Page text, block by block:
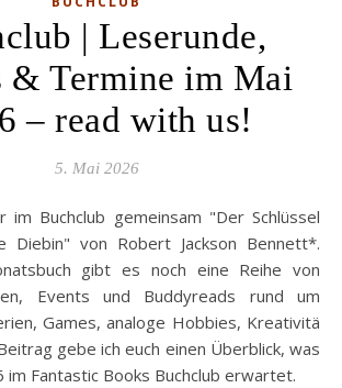
| Leserunde,
& Termine im Mai
– read with us!
5. Mai 2026
von Robert Jackson Bennett*.
gibt es noch eine Reihe von
Events und Buddyreads rund um
Games, analoge Hobbies, Kreativitä
gebe ich euch einen Überblick, was
im Fantastic Books Buchclub erwartet.